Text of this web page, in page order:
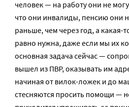
человек — на работу они не
что они инвалиды, пенсию они
раньше, чем через год, а какая-
равно нужна, даже если мы их
основная задача сейчас —
вышел из ПВР, оказывать им
начиная от вилок-ложек и до
стесняются просить помощи —